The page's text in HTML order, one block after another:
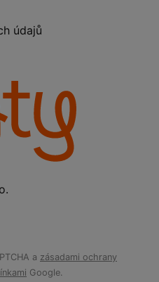
údajů
a zásadami ochrany
Google.